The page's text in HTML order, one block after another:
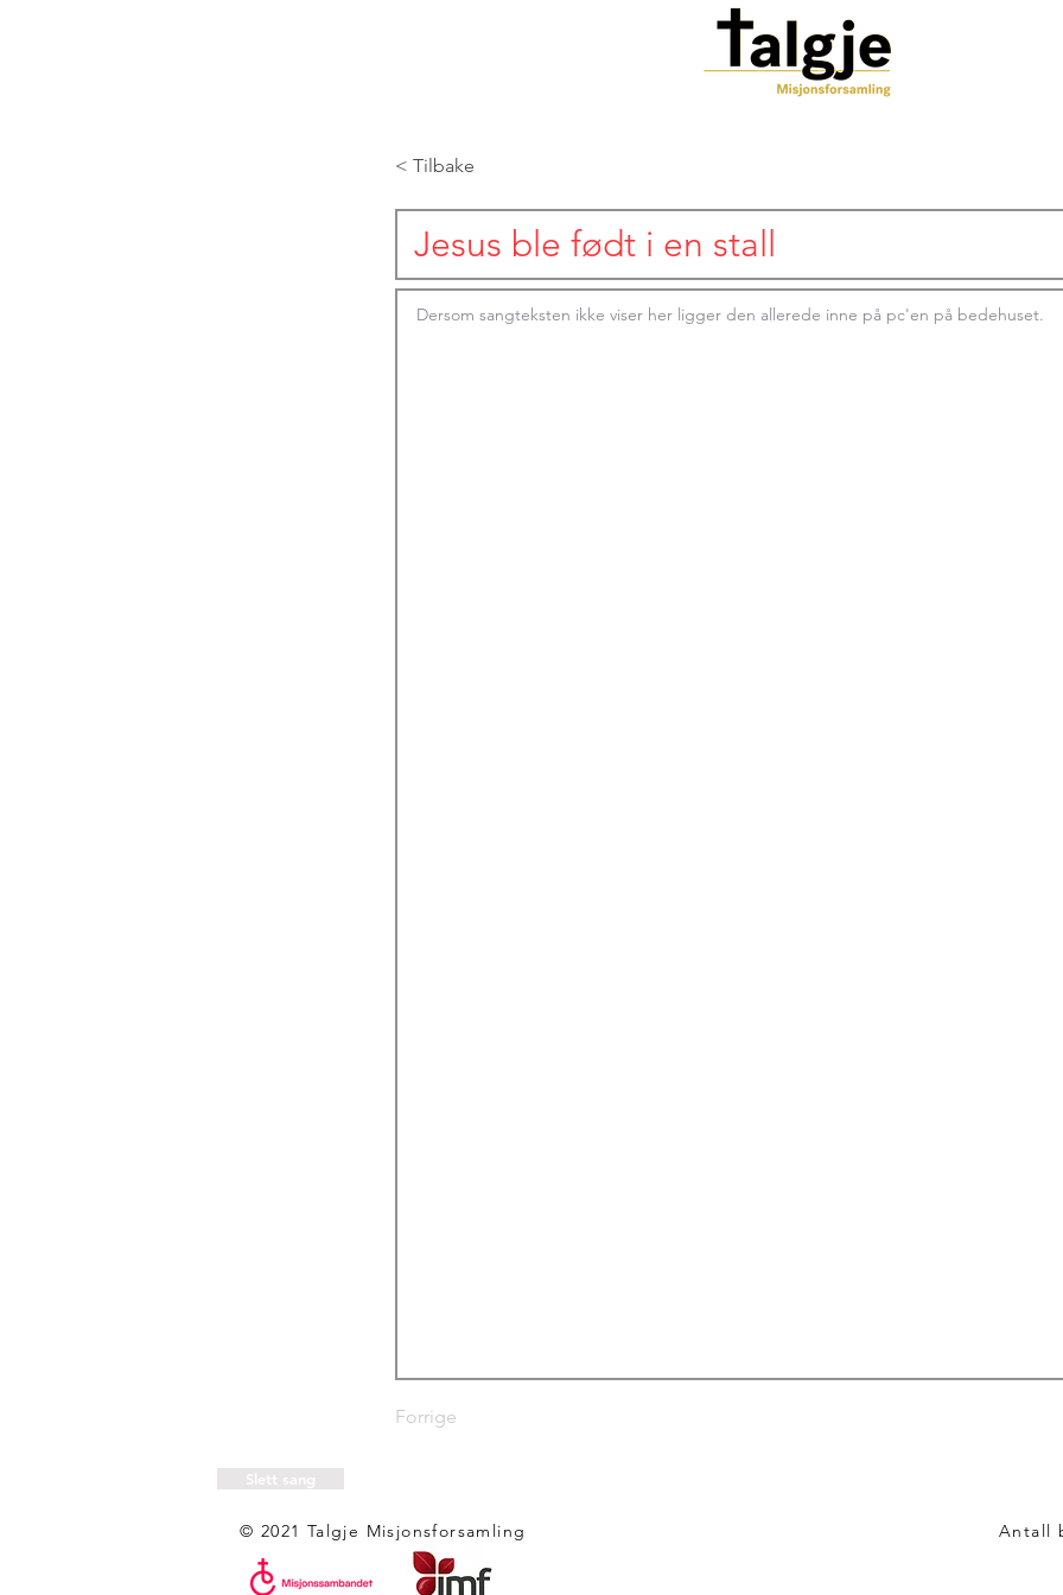
< Tilbake
Forrige
Slett sang
© 2021 Talgje Misjonsforsamling Antall